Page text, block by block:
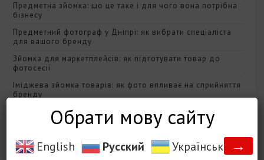
Предметна зйомка: що це таке і для чого вона потрібна
бізнесу
Предметний фотограф у Дніпрі: як вибрати спеціаліста
для вашого бренду
Зйомка для маркетплейсів: як підготувати товар до
фотосесії
Іміджева зйомка товарів: як фото впливає на сприйняття
бренду
Свежие Комментарии
pjokkк записи
Качество фотографии? Почему на
Обрати мову сайту
English Русский Українська →